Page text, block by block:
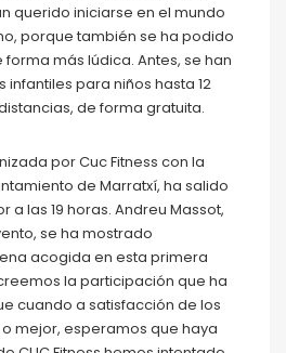
querido iniciarse en el mundo
porque también se ha podido
más lúdica. Antes, se han
para niños hasta 12
de forma gratuita.
por Cuc Fitness con la
de Marratxí, ha salido
a las 19 horas. Andreu Massot,
se ha mostrado
acogida en esta primera
la participación que ha
cuando a satisfacción de los
mejor, esperamos que haya